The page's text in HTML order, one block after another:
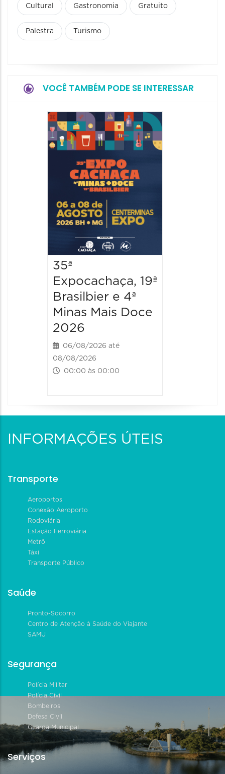
Cultural Gastronomia Gratuito
Palestra Turismo
VOCÊ TAMBÉM PODE SE INTERESSAR
35ª
Expocachaça, 19ª
Brasilbier e 4ª
Minas Mais Doce
2026
06/08/2026 até
08/08/2026
00:00 às 00:00
INFORMAÇÕES ÚTEIS
Transporte
Aeroportos
Conexão Aeroporto
Rodoviária
Estação Ferroviária
Metrô
Táxi
Transporte Público
Saúde
Pronto-Socorro
Centro de Atenção à Saúde do Viajante
SAMU
Segurança
Polícia Militar
Polícia Civil
Bombeiros
Defesa Civil
Guarda Municipal
Serviços